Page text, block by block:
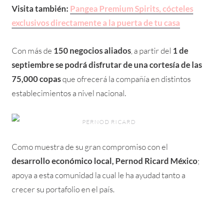
Visita también: Pangea Premium Spirits, cócteles
exclusivos directamente a la puerta de tu casa
Con más de 150 negocios aliados , a partir del 1 de
septiembre se podrá disfrutar de una cortesía de las
75,000 copasque ofrecerá la compañía en distintos
establecimientos a nivel nacional.
PERNOD RICARD
Como muestra de su gran compromiso con el
desarrollo económico local, Pernod Ricard México;
apoya a esta comunidad la cual le ha ayudad tanto a
crecer su portafolio en el país.